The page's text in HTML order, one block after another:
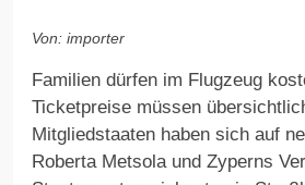
Von: importer
Familien dürfen im Flugzeug
Ticketpreise müssen
Mitgliedstaaten haben sich auf
Roberta Metsola und Zyperns